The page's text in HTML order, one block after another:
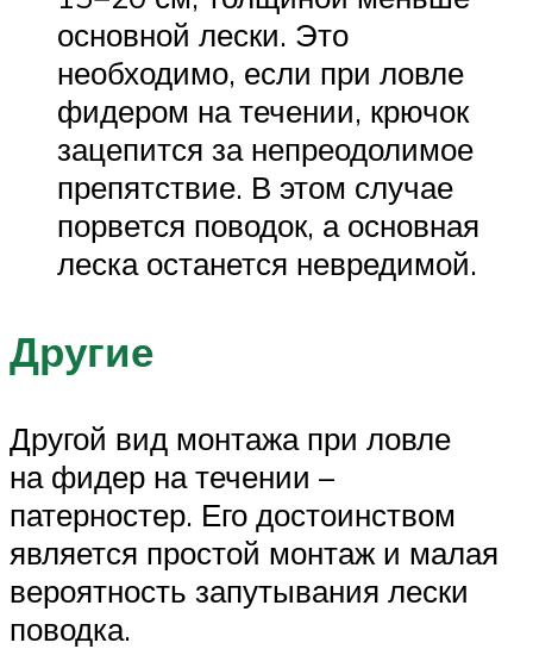
основной лески. Это
необходимо, если при ловле
фидером на течении, крючок
зацепится за непреодолимое
препятствие. В этом случае
порвется поводок, а основная
леска останется невредимой.
Другие
Другой вид монтажа при ловле
на фидер на течении –
патерностер. Его достоинством
является простой монтаж и малая
вероятность запутывания лески
поводка.